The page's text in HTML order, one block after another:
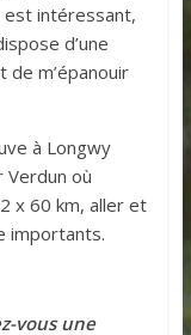
est intéressant,
d’une
m’épanouir
à Longwy
où
x 60 km, aller et
importants.
vous une